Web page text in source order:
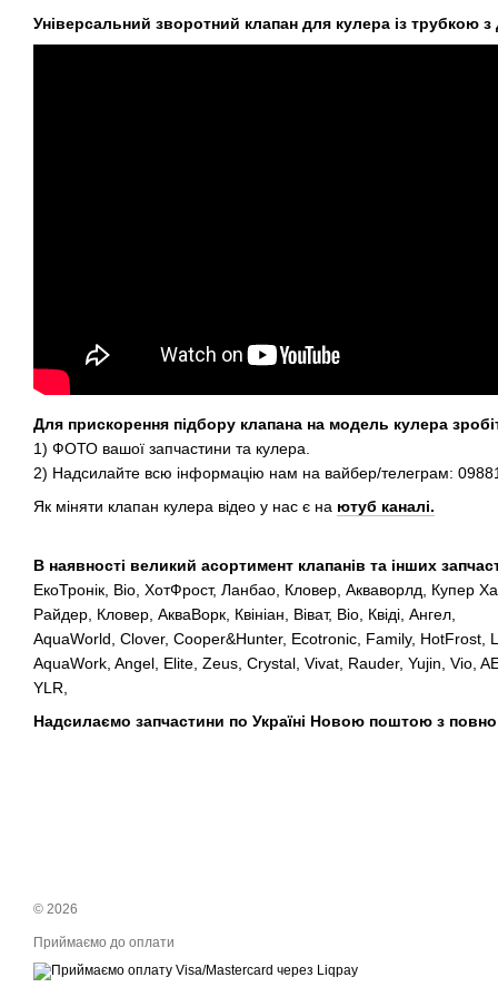
Універсальний зворотний клапан для кулера із трубкою з
Для прискорення підбору клапана на модель кулера
1) ФОТО вашої запчастини та кулера.
2) Надсилайте всю інформацію нам на вайбер/телеграм:
Як міняти клапан кулера відео у нас є на ютуб каналі.
В наявності великий асортимент клапанів та інших
ЕкоТронік, Віо, ХотФрост, Ланбао, Кловер, Акваворлд, Купер
Райдер, Кловер, АкваВорк, Квініан, Віват, Віо, Квіді, Ангел,
AquaWorld, Clover, Cooper&Hunter, Ecotronic, Family, HotFrost,
AquaWork, Angel, Elite, Zeus, Crystal, Vivat, Rauder, Yujin, Vio,
YLR,
Надсилаємо запчастини по Україні Новою поштою з
© 2026
Приймаємо до оплати